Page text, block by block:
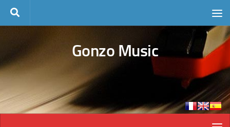
Skip to content
Gonzo Music